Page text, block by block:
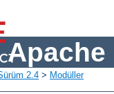
Apache
2.4 > Modüller